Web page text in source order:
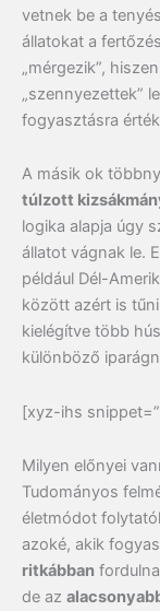
vetnek be a
állatokat a
„mérgezik”,
„szennyezettek”
fogyasztásra
A másik ok
túlzott
logika alapja úgy
állatot vágnak le.
például Dél-
között azért is
kielégítve több
különböző
[xyz-ihs
Milyen előnyei
Tudományos
életmódot
azoké, akik
ritkábban
de az